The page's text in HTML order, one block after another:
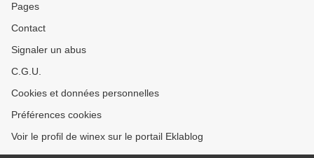
Pages
Contact
Signaler un abus
C.G.U.
Cookies et données personnelles
Préférences cookies
Voir le profil de winex sur le portail Eklablog